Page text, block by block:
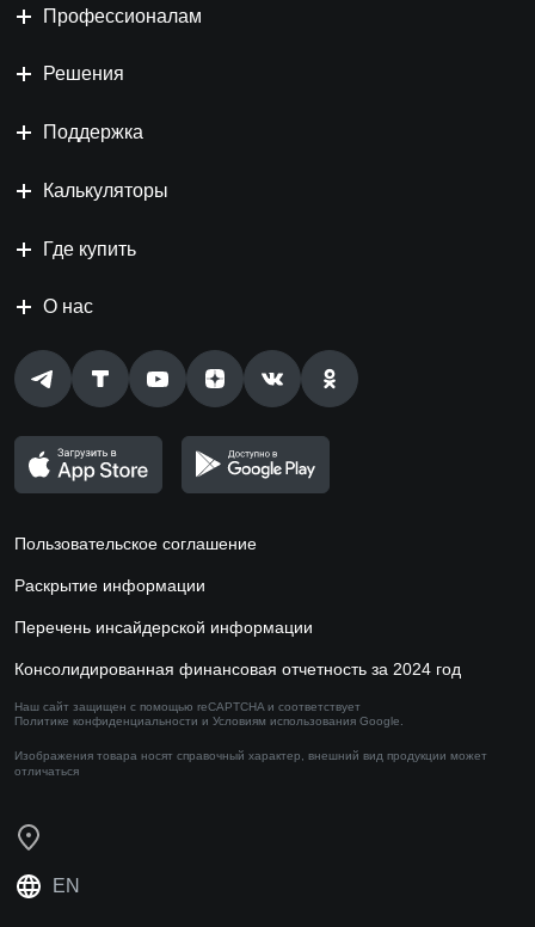
Профессионалам
Решения
Поддержка
Калькуляторы
Где купить
О нас
Пользовательское соглашение
Раскрытие информации
Перечень инсайдерской информации
Консолидированная финансовая отчетность за 2024 год
Наш сайт защищен с помощью reCAPTCHA и соответствует
Политике конфиденциальности и Условиям использования Google.
Изображения товара носят справочный характер, внешний вид продукции может
отличаться
EN